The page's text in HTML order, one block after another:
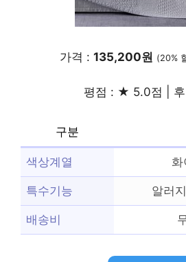
가격 : 135,200원 (20%
평점 : ★ 5.0점 | 후
구분
색상계열 화
특수기능 알러
배송비